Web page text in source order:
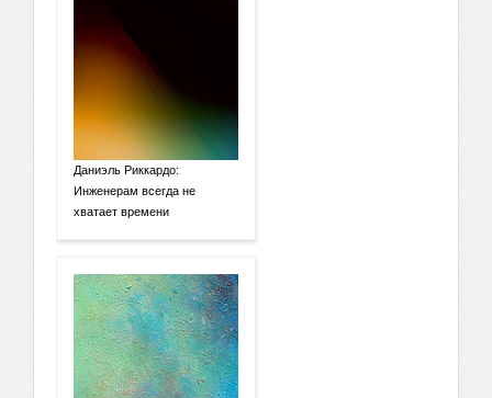
Даниэль Риккардо:
Инженерам всегда не
хватает времени